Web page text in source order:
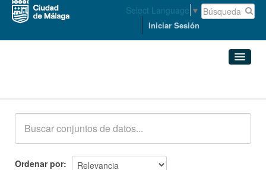
Select Language ▼
Iniciar Sesión
Ordenar por